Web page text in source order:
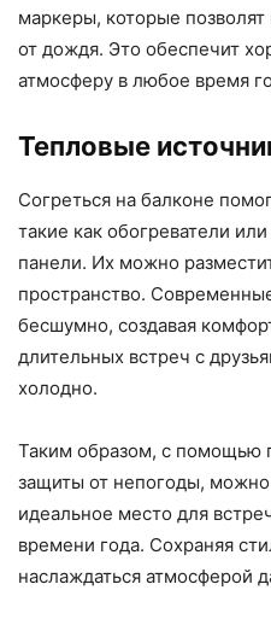
маркеры, которые позволят
от дождя. Это обеспечит
атмосферу в любое время
Тепловые
Согреться на балконе
такие как обогреватели
панели. Их можно
пространство.
бесшумно, создавая
длительных встреч с
холодно.
Таким образом, с помощью
защиты от непогоды, можно
идеальное место для
времени года. Сохраняя
наслаждаться атмосферой